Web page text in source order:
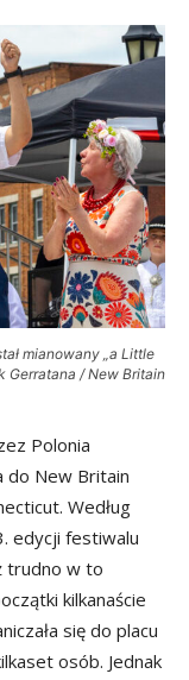
mianowany „a Little
Gerratana / New Britain
Polonia
do New Britain
Według
edycji festiwalu
trudno w to
kilkanaście
się do placu
osób. Jednak